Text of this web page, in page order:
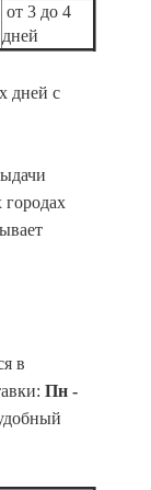
от 3 до 4
дней
дней с
в
Пн -